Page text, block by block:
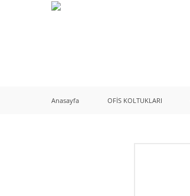
Anasayfa OFİS KOLTUKLARI